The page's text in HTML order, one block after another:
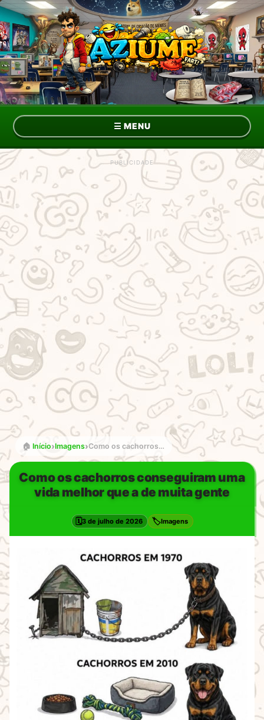
☰ MENU
Topo
🏠 Início›Imagens› Como os cachorros conseguiram uma vida melhor que a de muita gente
Como os cachorros conseguiram uma
vida melhor que a de muita gente
🗓️3 de julho de 2026 🏷️Imagens